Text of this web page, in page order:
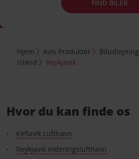
FIND BILER
Hjem Avis Produkter Biludlejning
Island
Reykjavik
Hvor du kan finde os
Keflavik Lufthavn
Reykjavik Indenrigslufthavn